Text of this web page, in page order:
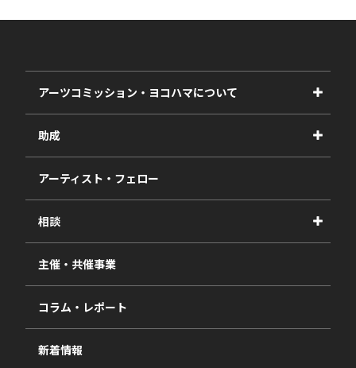
アーツコミッション・ヨコハマについて
事業紹介
事業報告書
助成
2027年度
2026年度
2025年度
2024年度
2023年度
過去の採択一覧
アーティスト・フェロー
相談
視察・ヒアリング・研究
相談依頼フォーム
主催・共催事業
コラム・レポート
新着情報